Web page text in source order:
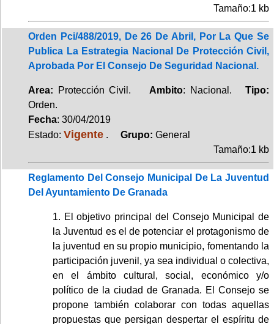
Tamaño:1 kb
Orden Pci/488/2019, De 26 De Abril, Por La Que Se
Publica La Estrategia Nacional De Protección Civil,
Aprobada Por El Consejo De Seguridad Nacional.
Area: Protección Civil. Ambito: Nacional. Tipo:
Orden.
Fecha: 30/04/2019
Estado: Vigente . Grupo: General
Tamaño:1 kb
Reglamento Del Consejo Municipal De La Juventud
Del Ayuntamiento De Granada
1. El objetivo principal del Consejo Municipal de
la Juventud es el de potenciar el protagonismo de
la juventud en su propio municipio, fomentando la
participación juvenil, ya sea individual o colectiva,
en el ámbito cultural, social, económico y/o
político de la ciudad de Granada. El Consejo se
propone también colaborar con todas aquellas
propuestas que persigan despertar el espíritu de